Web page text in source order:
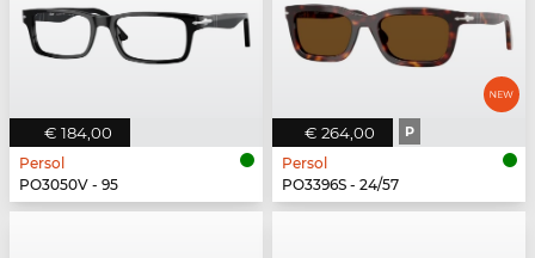
€ 184,00
Persol
PO3050V - 95
€ 264,00 P
Persol
PO3396S - 24/57